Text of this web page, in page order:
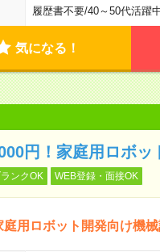
履歴書不要/40～50代活躍
気になる！
円！家庭用ロボ
ンクOK WEB登録・面接OK
庭用ロボット開発向け機